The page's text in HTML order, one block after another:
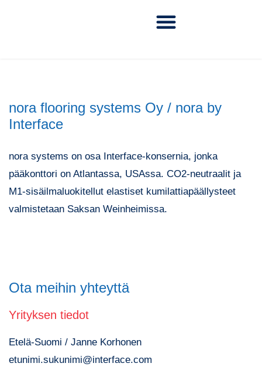
nora flooring systems Oy / nora by
Interface
nora systems on osa Interface-konsernia, jonka
pääkonttori on Atlantassa, USAssa. CO2-neutraalit ja
M1-sisäilmaluokitellut elastiset kumilattiapäällysteet
valmistetaan Saksan Weinheimissa.
Ota meihin yhteyttä
Yrityksen tiedot
Etelä-Suomi / Janne Korhonen
etunimi.sukunimi@interface.com